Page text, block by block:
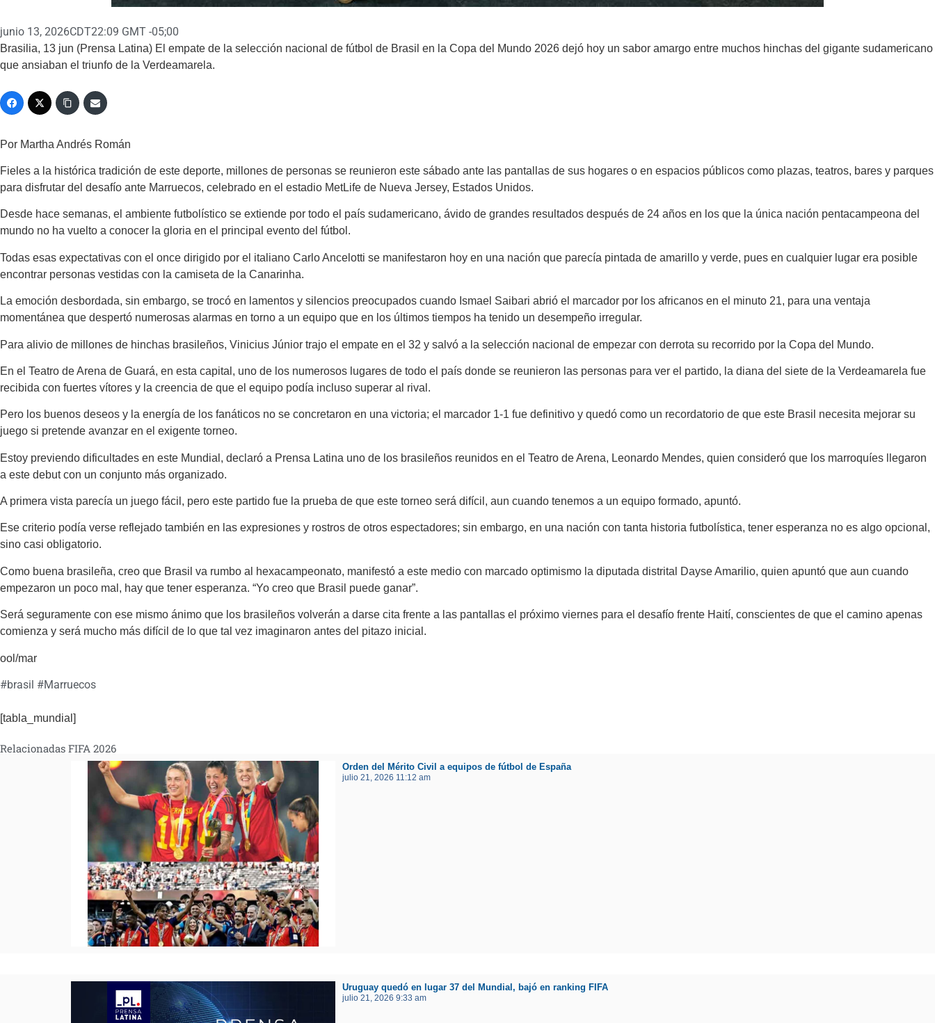
junio 13, 2026CDT22:09 GMT -05;00
Brasilia, 13 jun (Prensa Latina) El empate de la selección nacional de fútbol de Brasil en la Copa del Mundo 2026 dejó hoy un sabor amargo entre muchos hinchas del gigante sudamericano
que ansiaban el triunfo de la Verdeamarela.
Por Martha Andrés Román
Fieles a la histórica tradición de este deporte, millones de personas se reunieron este sábado ante las pantallas de sus hogares o en espacios públicos como plazas, teatros, bares y parques
para disfrutar del desafío ante Marruecos, celebrado en el estadio MetLife de Nueva Jersey, Estados Unidos.
Desde hace semanas, el ambiente futbolístico se extiende por todo el país sudamericano, ávido de grandes resultados después de 24 años en los que la única nación pentacampeona del
mundo no ha vuelto a conocer la gloria en el principal evento del fútbol.
Todas esas expectativas con el once dirigido por el italiano Carlo Ancelotti se manifestaron hoy en una nación que parecía pintada de amarillo y verde, pues en cualquier lugar era posible
encontrar personas vestidas con la camiseta de la Canarinha.
La emoción desbordada, sin embargo, se trocó en lamentos y silencios preocupados cuando Ismael Saibari abrió el marcador por los africanos en el minuto 21, para una ventaja
momentánea que despertó numerosas alarmas en torno a un equipo que en los últimos tiempos ha tenido un desempeño irregular.
Para alivio de millones de hinchas brasileños, Vinicius Júnior trajo el empate en el 32 y salvó a la selección nacional de empezar con derrota su recorrido por la Copa del Mundo.
En el Teatro de Arena de Guará, en esta capital, uno de los numerosos lugares de todo el país donde se reunieron las personas para ver el partido, la diana del siete de la Verdeamarela fue
recibida con fuertes vítores y la creencia de que el equipo podía incluso superar al rival.
Pero los buenos deseos y la energía de los fanáticos no se concretaron en una victoria; el marcador 1-1 fue definitivo y quedó como un recordatorio de que este Brasil necesita mejorar su
juego si pretende avanzar en el exigente torneo.
Estoy previendo dificultades en este Mundial, declaró a Prensa Latina uno de los brasileños reunidos en el Teatro de Arena, Leonardo Mendes, quien consideró que los marroquíes llegaron
a este debut con un conjunto más organizado.
A primera vista parecía un juego fácil, pero este partido fue la prueba de que este torneo será difícil, aun cuando tenemos a un equipo formado, apuntó.
Ese criterio podía verse reflejado también en las expresiones y rostros de otros espectadores; sin embargo, en una nación con tanta historia futbolística, tener esperanza no es algo opcional,
sino casi obligatorio.
Como buena brasileña, creo que Brasil va rumbo al hexacampeonato, manifestó a este medio con marcado optimismo la diputada distrital Dayse Amarilio, quien apuntó que aun cuando
empezaron un poco mal, hay que tener esperanza. “Yo creo que Brasil puede ganar”.
Será seguramente con ese mismo ánimo que los brasileños volverán a darse cita frente a las pantallas el próximo viernes para el desafío frente Haití, conscientes de que el camino apenas
comienza y será mucho más difícil de lo que tal vez imaginaron antes del pitazo inicial.
ool/mar
#brasil #Marruecos
[tabla_mundial]
Relacionadas FIFA 2026
Orden del Mérito Civil a equipos de fútbol de España
julio 21, 2026 11:12 am
Uruguay quedó en lugar 37 del Mundial, bajó en ranking FIFA
julio 21, 2026 9:33 am